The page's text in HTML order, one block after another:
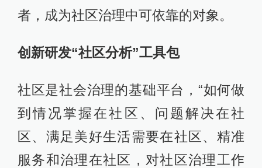
者，成为社区治理中可依靠的对象。
创新研发“社区分析”工具包
社区是社会治理的基础平台，“如何做
到情况掌握在社区、问题解决在社
区、满足美好生活需要在社区、精准
服务和治理在社区，对社区治理工作